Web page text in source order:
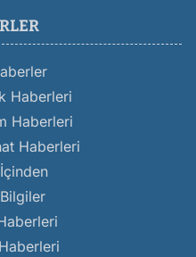
Haberleri
Haberleri
Haberleri